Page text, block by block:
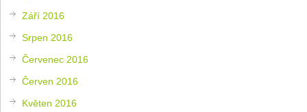
Září 2016
Srpen 2016
Červenec 2016
Červen 2016
Květen 2016